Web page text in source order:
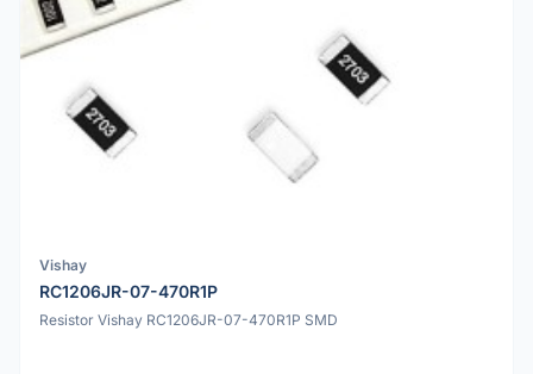
Vishay
RC1206JR-07-470R1P
Resistor Vishay RC1206JR-07-470R1P SMD